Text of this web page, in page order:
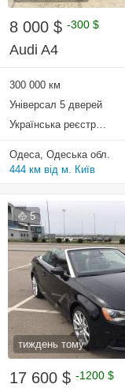
8 000 $ -300 $
Audi A4
300 000 км
Універсал 5 дверей
Українська реєстрація
Одеса, Одеська обл.
444 км від м. Київ
5
тиждень тому
17 600 $ -1200 $